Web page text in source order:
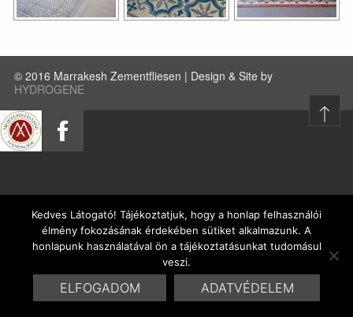
© 2016 Marrakesh Zementfliesen | Design & Site by
HYDROGENE
Kedves Látogató! Tájékoztatjuk, hogy a honlap felhasználói
élmény fokozásának érdekében sütiket alkalmazunk. A
honlapunk használatával ön a tájékoztatásunkat tudomásul
veszi.
ELFOGADOM ADATVÉDELEM